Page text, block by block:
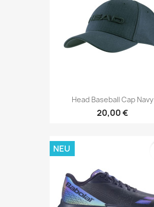
Head Baseball Cap Navy
20,00 €
NEU